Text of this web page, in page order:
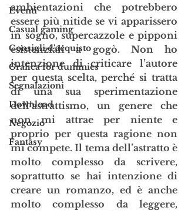
Eventi
Casual gaming
Consigli d'acquisto
Grafica for dummies
Segnalazioni
Download
Negozio
Fantasy
ambientazioni che potrebbero
essere più nitide se vi apparissero
in sogno, supercazzole e pipponi
esistenziali a gogò. Non ho
intenzione di criticare l’autore
per questa scelta, perché si tratta
di una sua sperimentazione
dell’astrattismo, un genere che
non mi attrae per niente e
proprio per questa ragione non
mi compete. Il tema dell’astratto è
molto complesso da scrivere,
soprattutto se hai intenzione di
creare un romanzo, ed è anche
molto complesso da leggere,